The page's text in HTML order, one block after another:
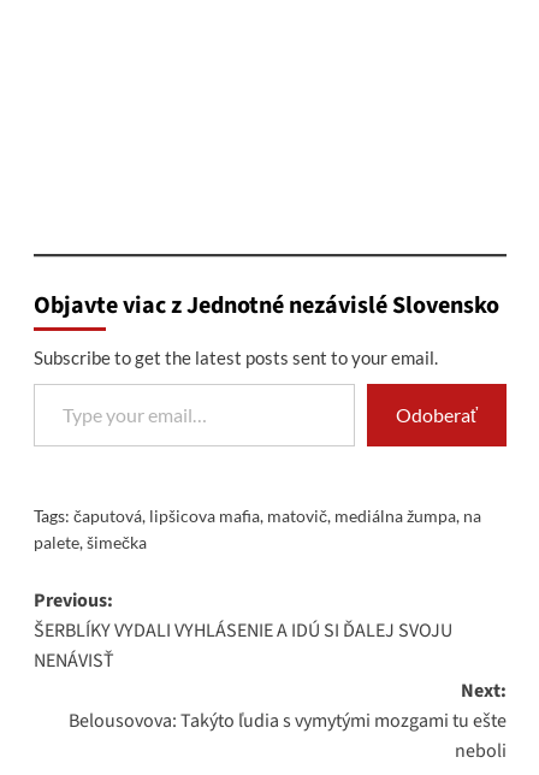
Objavte viac z Jednotné nezávislé Slovensko
Subscribe to get the latest posts sent to your email.
Type your email…
Odoberať
Tags: čaputová, lipšicova mafia, matovič, mediálna žumpa, na
palete,šimečka
Post
navigation
Previous:
ŠERBLÍKY VYDALI VYHLÁSENIE A IDÚ SI ĎALEJ SVOJU
NENÁVISŤ
Next:
Belousovova: Takýto ľudia s vymytými mozgami tu ešte
neboli